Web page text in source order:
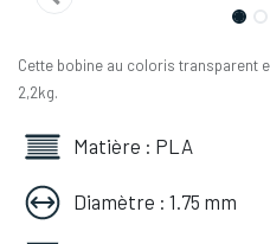
Cette bobine au coloris transparent
2,2kg.
Matière : PLA
Diamètre : 1.75 mm